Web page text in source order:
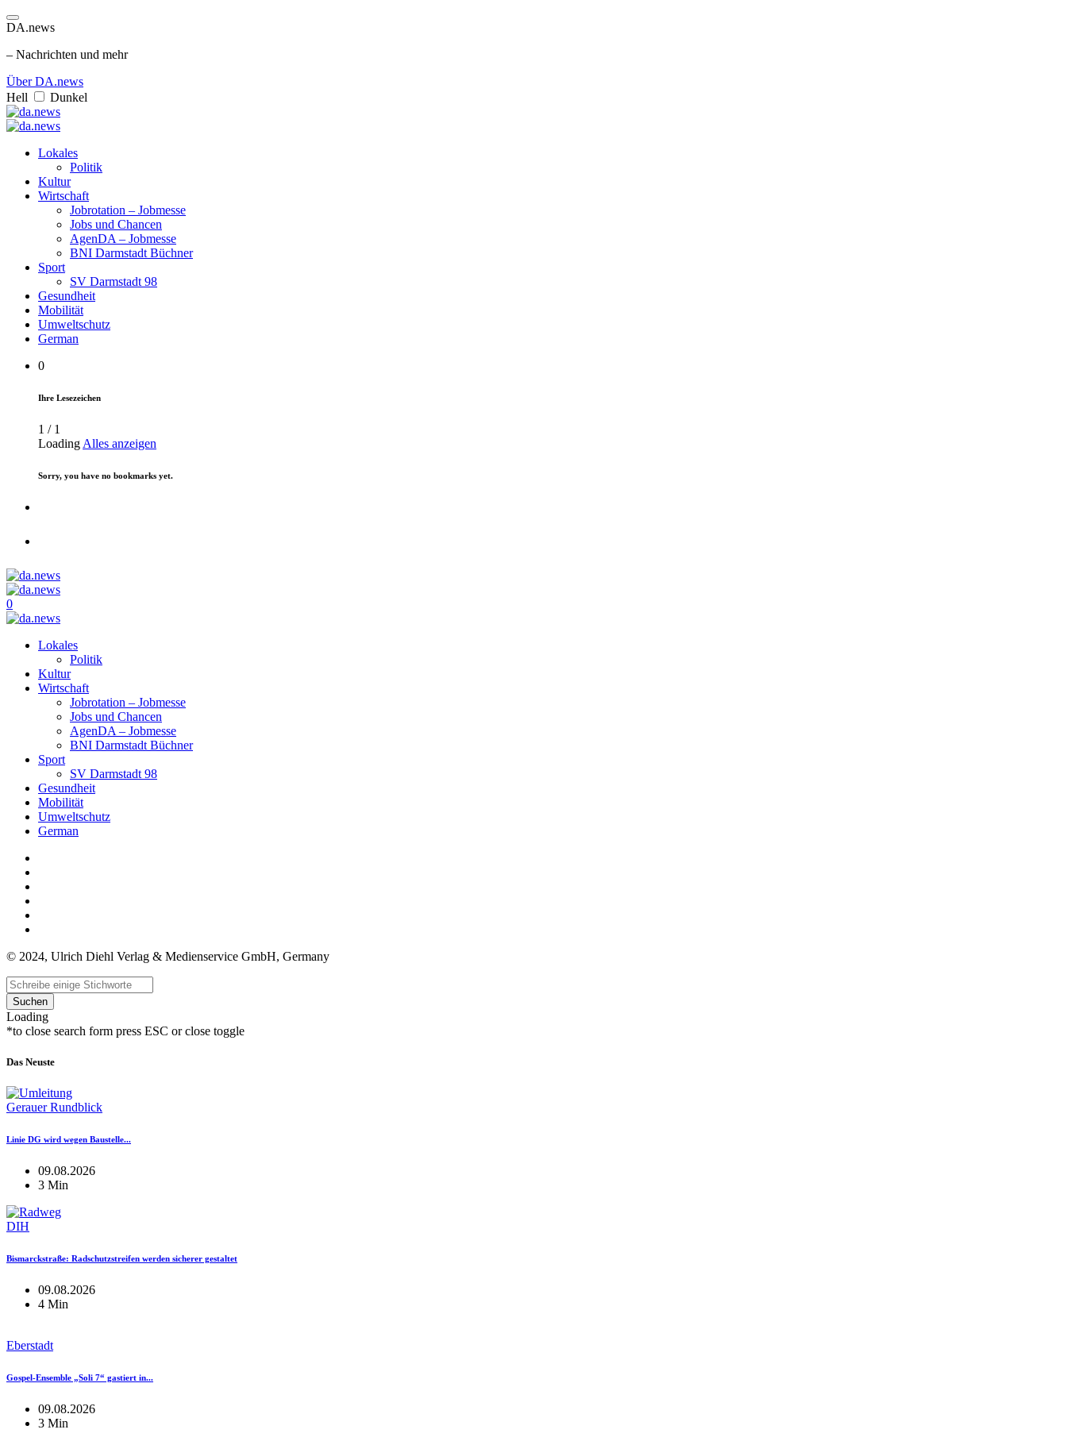
DA.news
– Nachrichten und mehr
Über DA.news
Hell
Dunkel
Lokales
Politik
Kultur
Wirtschaft
Jobrotation – Jobmesse
Jobs und Chancen
AgenDA – Jobmesse
BNI Darmstadt Büchner
Sport
SV Darmstadt 98
Gesundheit
Mobilität
Umweltschutz
German
0
Ihre Lesezeichen
1 / 1
Loading Alles anzeigen
Sorry, you have no bookmarks yet.
0
Lokales
Politik
Kultur
Wirtschaft
Jobrotation – Jobmesse
Jobs und Chancen
AgenDA – Jobmesse
BNI Darmstadt Büchner
Sport
SV Darmstadt 98
Gesundheit
Mobilität
Umweltschutz
German
© 2024, Ulrich Diehl Verlag & Medienservice GmbH, Germany
Suchen
Loading
*to close search form press ESC or close toggle
Das Neuste
Gerauer Rundblick
Linie DG wird wegen Baustelle...
09.08.2026
3 Min
DIH
Bismarckstraße: Radschutzstreifen werden sicherer gestaltet
09.08.2026
4 Min
Eberstadt
Gospel-Ensemble „Soli 7“ gastiert in...
09.08.2026
3 Min